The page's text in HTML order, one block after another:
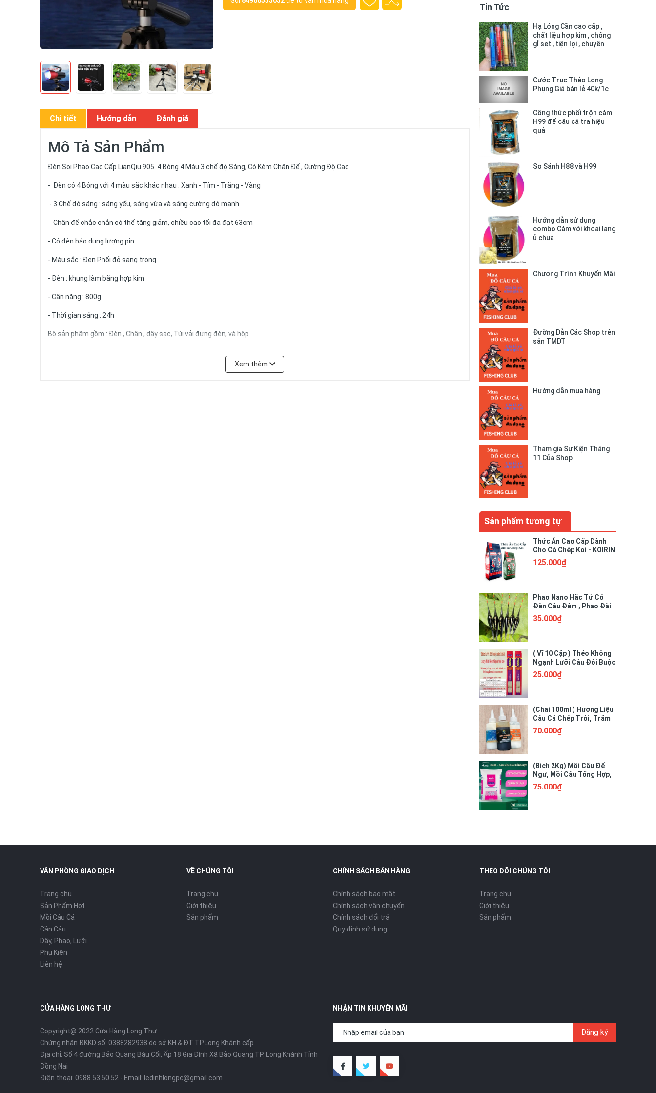
Chi tiết Hướng dẫn Đánh giá
Mô Tả Sản Phẩm
Đèn Soi Phao Cao Cấp LianQiu 905 4 Bóng 4 Màu 3 chế độ Sáng, Có Kèm Chân Đế , Cường Độ Cao
- Đèn có 4 Bóng với 4 màu sắc khác nhau : Xanh - Tím - Trắng - Vàng
- 3 Chế độ sáng : sáng yếu, sáng vừa và sáng cường độ mạnh
- Chân đế chắc chắn có thể tăng giảm, chiều cao tối đa đạt 63cm
- Có đèn báo dung lượng pin
- Màu sắc : Đen Phối đỏ sang trọng
- Đèn : khung làm băng hợp kim
- Cân nặng : 800g
- Thời gian sáng : 24h
Bộ sản phẩm gồm : Đèn , Chân , dây sạc, Túi vải đựng đèn, và hộp
- Sạc đầy pin ( 12 tiếng ) trước lần sử dụng đầu tiên để pin đèn đạt trạng thái tốt nhất
Xem thêm
Tin Tức
Hạ Lóng Cần cao cấp ,
chất liệu hợp kim , chống
gỉ set , tiện lợi , chuyên
Cước Trục Thẻo Long
Phụng Giá bán lẻ 40k/1c
Công thức phối trộn cám
H99 để câu cá tra hiệu
quả
So Sánh H88 và H99
Hướng dẫn sử dụng
combo Cám với khoai lang
ủ chua
Chương Trình Khuyến Mãi
Đường Dẫn Các Shop trên
sản TMDT
Hướng dẫn mua hàng
Tham gia Sự Kiện Tháng
11 Của Shop
Sản phẩm tương tự
Thức Ăn Cao Cấp Dành
Cho Cá Chép Koi - KOIRIN
125.000₫
Phao Nano Hắc Tử Có
Đèn Câu Đêm , Phao Đài
Có Đèn Cảm Biến
35.000₫
( Vĩ 10 Cặp ) Thẻo Không
Ngạnh Lưỡi Câu Đôi Buộc
Sẵn 3260
25.000₫
(Chai 100ml ) Hương Liệu
Câu Cá Chép Trôi, Trắm
Cỏ. Tương Sữa Thơm,
Hương Sữa Non, Mật
70.000₫
(Bịch 2Kg) Mồi Câu Đế
Ngư, Mồi Câu Tổng Hợp,
Mồi Câu Chép, Mồi Câu
Rô Phi
75.000₫
VĂN PHÒNG GIAO DỊCH
Trang chủ
Sản Phẩm Hot
Mồi Câu Cá
Cần Câu
Dây, Phao, Lưỡi
Phụ Kiện
Liên hệ
VỀ CHÚNG TÔI
Trang chủ
Giới thiệu
Sản phẩm
CHÍNH SÁCH BÁN HÀNG
Chính sách bảo mật
Chính sách vận chuyển
Chính sách đổi trả
Quy định sử dụng
THEO DÕI CHÚNG TÔI
Trang chủ
Giới thiệu
Sản phẩm
CỬA HÀNG LONG THƯ
Copyright@ 2022 Cửa Hàng Long Thư
Chứng nhận ĐKKD số: 0388282938 do sở KH & ĐT TP.Long Khánh cấp
Địa chỉ: Số 4 đường Bảo Quang Bàu Cối, Ấp 18 Gia Đình Xã Bảo Quang TP. Long Khánh Tỉnh
Đồng Nai
Điện thoại: 0988.53.50.52 - Email: ledinhlongpc@gmail.com
NHẬN TIN KHUYẾN MÃI
Đăng ký